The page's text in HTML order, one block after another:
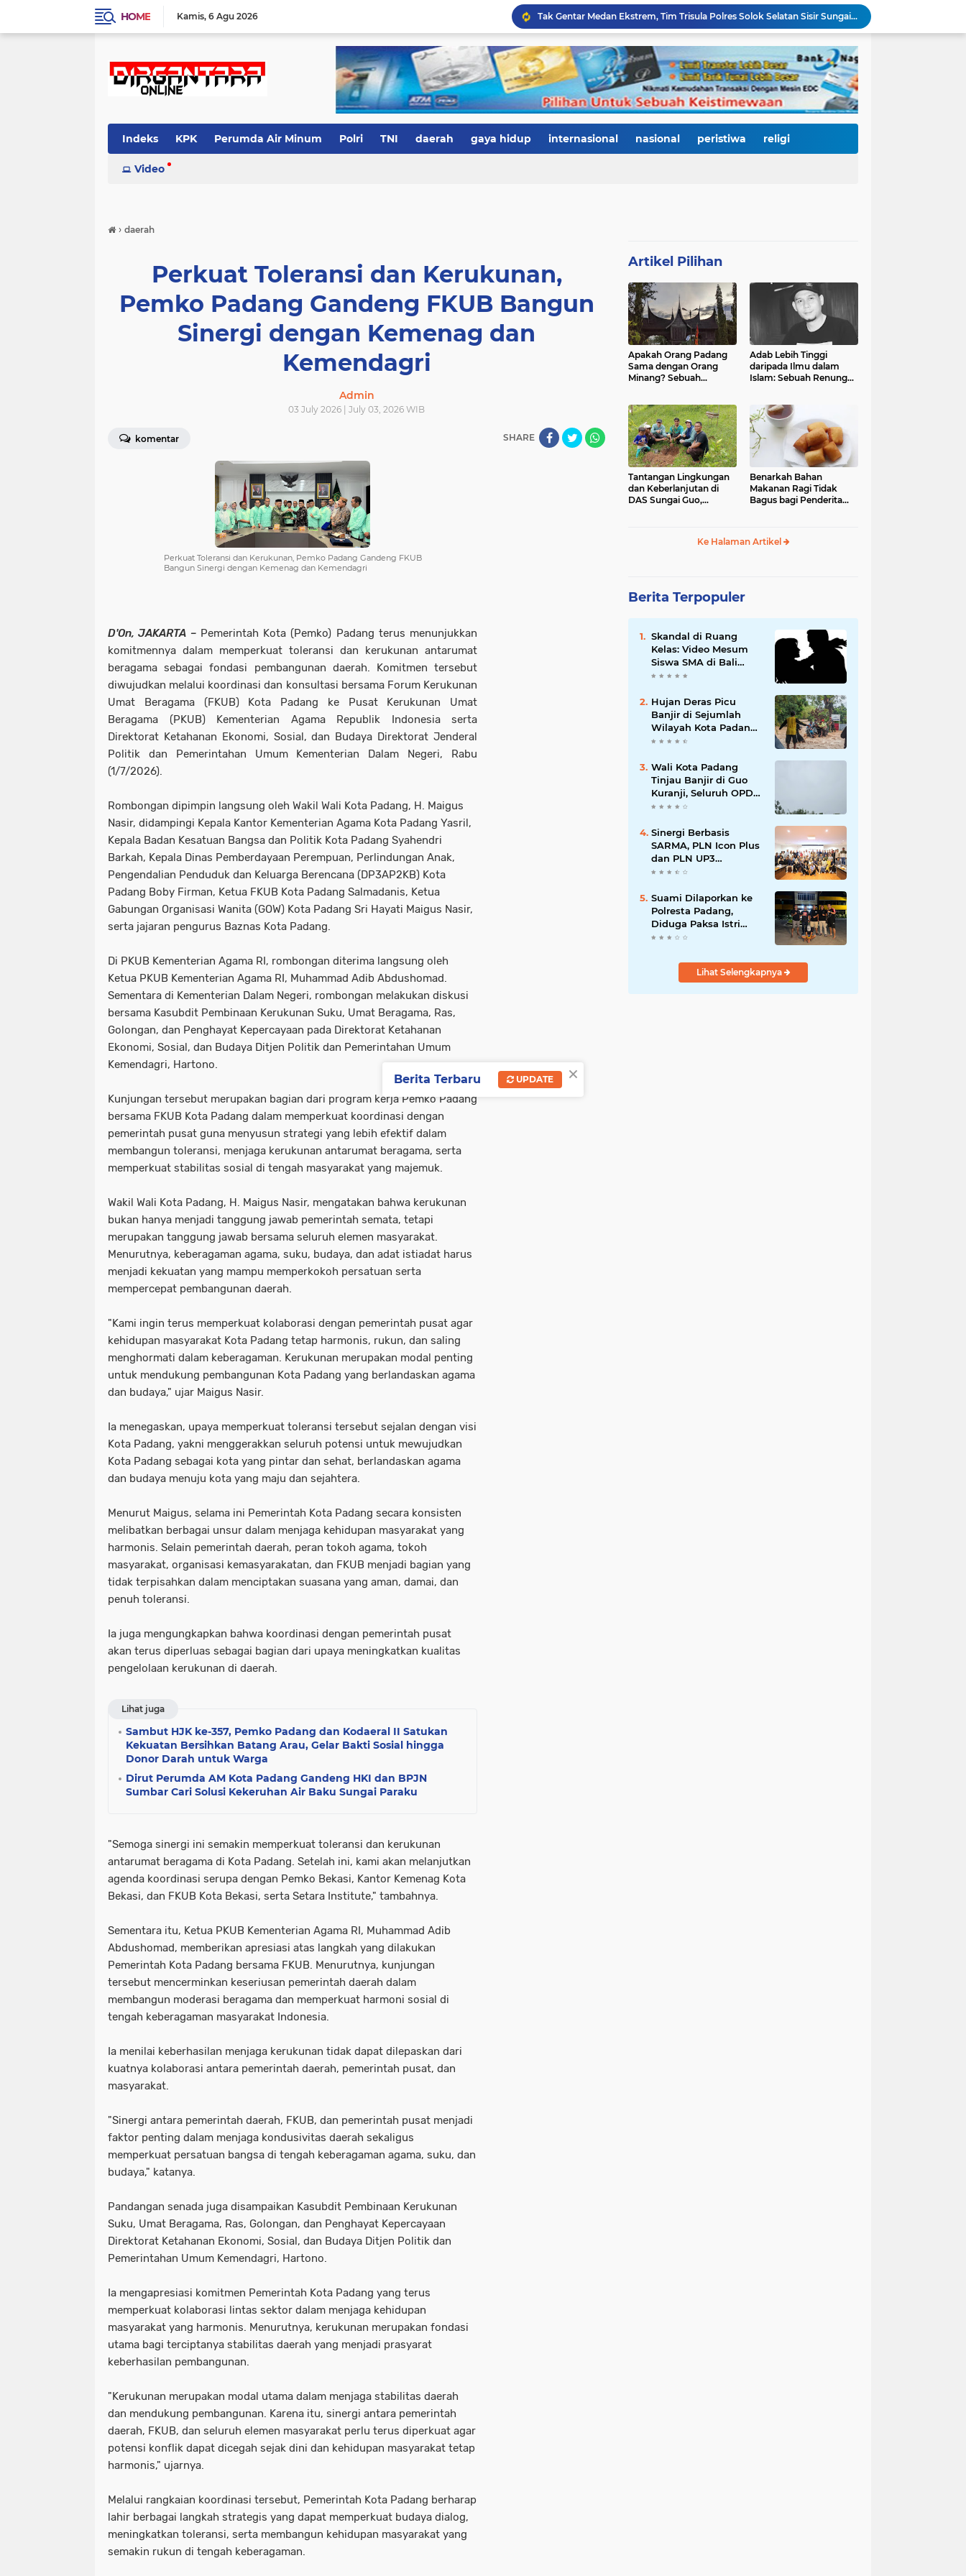
HOME Kamis 6 Agu 2026
Depan SMAN 2 Payakumbuh Jadi Lokasi Penangkapan, Satresnarkoba Amankan Terduga Penyalahguna Narkotika dengan Barang Bukti 12,58 Gram Ganja
Merah Putih Berkibar, 500 Bendera Dibagikan untuk Menyalakan Semangat Kemerdekaan di Dharmasraya
Janji Bupati Annisa Mulai Terwujud, Pemkab Dharmasraya Benahi Jalan Pulau Punjung–Kampung Surau Sepanjang 5,6 Kilometer
Sambut HJK ke-357, Pemko Padang dan Kodaeral II Satukan Kekuatan Bersihkan Batang Arau, Gelar Bakti Sosial hingga Donor Darah untuk Warga
Dirut Perumda AM Kota Padang Gandeng HKI dan BPJN Sumbar Cari Solusi Kekeruhan Air Baku Sungai Paraku
Wakil Wali Kota Padang Dampingi Komisi V DPR RI Tinjau Jembatan Kalawi, Harapan Baru Percepatan Pemulihan Pascabanjir
Open Ship Kapal Teluk Kendari Diprediksi Diserbu Pengunjung, Trans Padang Ubah Rute Koridor 2 dan 4, Tarif Seluruh Koridor Cuma Rp1
Indeks KPK Perumda Air Minum Polri TNI daerah gaya hidup internasional nasional peristiwa religi
Video
› daerah
Perkuat Toleransi dan Kerukunan,
Pemko Padang Gandeng FKUB Bangun
Sinergi dengan Kemenag dan
Kemendagri
Admin
03 July 2026 | July 03, 2026 WIB
komentar SHARE
Perkuat Toleransi dan Kerukunan, Pemko Padang Gandeng FKUB
Bangun Sinergi dengan Kemenag dan Kemendagri
D'On, JAKARTA – Pemerintah Kota (Pemko) Padang terus menunjukkan
komitmennya dalam memperkuat toleransi dan kerukunan antarumat
beragama sebagai fondasi pembangunan daerah. Komitmen tersebut
diwujudkan melalui koordinasi dan konsultasi bersama Forum Kerukunan
Umat Beragama (FKUB) Kota Padang ke Pusat Kerukunan Umat
Beragama (PKUB) Kementerian Agama Republik Indonesia serta
Direktorat Ketahanan Ekonomi, Sosial, dan Budaya Direktorat Jenderal
Politik dan Pemerintahan Umum Kementerian Dalam Negeri, Rabu
(1/7/2026).
Rombongan dipimpin langsung oleh Wakil Wali Kota Padang, H. Maigus
Nasir, didampingi Kepala Kantor Kementerian Agama Kota Padang Yasril,
Kepala Badan Kesatuan Bangsa dan Politik Kota Padang Syahendri
Barkah, Kepala Dinas Pemberdayaan Perempuan, Perlindungan Anak,
Pengendalian Penduduk dan Keluarga Berencana (DP3AP2KB) Kota
Padang Boby Firman, Ketua FKUB Kota Padang Salmadanis, Ketua
Gabungan Organisasi Wanita (GOW) Kota Padang Sri Hayati Maigus Nasir,
serta jajaran pengurus Baznas Kota Padang.
Di PKUB Kementerian Agama RI, rombongan diterima langsung oleh
Ketua PKUB Kementerian Agama RI, Muhammad Adib Abdushomad.
Sementara di Kementerian Dalam Negeri, rombongan melakukan diskusi
bersama Kasubdit Pembinaan Kerukunan Suku, Umat Beragama, Ras,
Golongan, dan Penghayat Kepercayaan pada Direktorat Ketahanan
Ekonomi, Sosial, dan Budaya Ditjen Politik dan Pemerintahan Umum
Kemendagri, Hartono.
Kunjungan tersebut merupakan bagian dari program kerja Pemko Padang
bersama FKUB Kota Padang dalam memperkuat koordinasi dengan
pemerintah pusat guna menyusun strategi yang lebih efektif dalam
membangun toleransi, menjaga kerukunan antarumat beragama, serta
memperkuat stabilitas sosial di tengah masyarakat yang majemuk.
Wakil Wali Kota Padang, H. Maigus Nasir, mengatakan bahwa kerukunan
bukan hanya menjadi tanggung jawab pemerintah semata, tetapi
merupakan tanggung jawab bersama seluruh elemen masyarakat.
Menurutnya, keberagaman agama, suku, budaya, dan adat istiadat harus
menjadi kekuatan yang mampu memperkokoh persatuan serta
mempercepat pembangunan daerah.
"Kami ingin terus memperkuat kolaborasi dengan pemerintah pusat agar
kehidupan masyarakat Kota Padang tetap harmonis, rukun, dan saling
menghormati dalam keberagaman. Kerukunan merupakan modal penting
untuk mendukung pembangunan Kota Padang yang berlandaskan agama
dan budaya," ujar Maigus Nasir.
Ia menegaskan, upaya memperkuat toleransi tersebut sejalan dengan visi
Kota Padang, yakni menggerakkan seluruh potensi untuk mewujudkan
Kota Padang sebagai kota yang pintar dan sehat, berlandaskan agama
dan budaya menuju kota yang maju dan sejahtera.
Menurut Maigus, selama ini Pemerintah Kota Padang secara konsisten
melibatkan berbagai unsur dalam menjaga kehidupan masyarakat yang
harmonis. Selain pemerintah daerah, peran tokoh agama, tokoh
masyarakat, organisasi kemasyarakatan, dan FKUB menjadi bagian yang
tidak terpisahkan dalam menciptakan suasana yang aman, damai, dan
penuh toleransi.
Ia juga mengungkapkan bahwa koordinasi dengan pemerintah pusat
akan terus diperluas sebagai bagian dari upaya meningkatkan kualitas
pengelolaan kerukunan di daerah.
Lihat juga
Sambut HJK ke-357, Pemko Padang dan Kodaeral II Satukan
Kekuatan Bersihkan Batang Arau, Gelar Bakti Sosial hingga
Donor Darah untuk Warga
Dirut Perumda AM Kota Padang Gandeng HKI dan BPJN
Sumbar Cari Solusi Kekeruhan Air Baku Sungai Paraku
"Semoga sinergi ini semakin memperkuat toleransi dan kerukunan
antarumat beragama di Kota Padang. Setelah ini, kami akan melanjutkan
agenda koordinasi serupa dengan Pemko Bekasi, Kantor Kemenag Kota
Bekasi, dan FKUB Kota Bekasi, serta Setara Institute," tambahnya.
Sementara itu, Ketua PKUB Kementerian Agama RI, Muhammad Adib
Abdushomad, memberikan apresiasi atas langkah yang dilakukan
Pemerintah Kota Padang bersama FKUB. Menurutnya, kunjungan
tersebut mencerminkan keseriusan pemerintah daerah dalam
membangun moderasi beragama dan memperkuat harmoni sosial di
tengah keberagaman masyarakat Indonesia.
Ia menilai keberhasilan menjaga kerukunan tidak dapat dilepaskan dari
kuatnya kolaborasi antara pemerintah daerah, pemerintah pusat, dan
masyarakat.
"Sinergi antara pemerintah daerah, FKUB, dan pemerintah pusat menjadi
faktor penting dalam menjaga kondusivitas daerah sekaligus
memperkuat persatuan bangsa di tengah keberagaman agama, suku, dan
budaya," katanya.
Pandangan senada juga disampaikan Kasubdit Pembinaan Kerukunan
Suku, Umat Beragama, Ras, Golongan, dan Penghayat Kepercayaan
Direktorat Ketahanan Ekonomi, Sosial, dan Budaya Ditjen Politik dan
Pemerintahan Umum Kemendagri, Hartono.
Ia mengapresiasi komitmen Pemerintah Kota Padang yang terus
memperkuat kolaborasi lintas sektor dalam menjaga kehidupan
masyarakat yang harmonis. Menurutnya, kerukunan merupakan fondasi
utama bagi terciptanya stabilitas daerah yang menjadi prasyarat
keberhasilan pembangunan.
"Kerukunan merupakan modal utama dalam menjaga stabilitas daerah
dan mendukung pembangunan. Karena itu, sinergi antara pemerintah
daerah, FKUB, dan seluruh elemen masyarakat perlu terus diperkuat agar
potensi konflik dapat dicegah sejak dini dan kehidupan masyarakat tetap
harmonis," ujarnya.
Melalui rangkaian koordinasi tersebut, Pemerintah Kota Padang berharap
lahir berbagai langkah strategis yang dapat memperkuat budaya dialog,
meningkatkan toleransi, serta membangun kehidupan masyarakat yang
semakin rukun di tengah keberagaman.
Artikel Pilihan
Apakah Orang Padang
Sama dengan Orang
Minang? Sebuah
Adab Lebih Tinggi
daripada Ilmu dalam
Islam: Sebuah Renungan
Tantangan Lingkungan
dan Keberlanjutan di
DAS Sungai Guo,
Benarkah Bahan
Makanan Ragi Tidak
Bagus bagi Penderita
Ke Halaman Artikel
Berita Terpopuler
Skandal di Ruang
Kelas: Video Mesum
Siswa SMA di Bali
Viral, Hukuman dan
Mengikuti
Hujan Deras Picu
Banjir di Sejumlah
Wilayah Kota Padang,
Warga Dievakuasi dan
Banjir Susulan
Wali Kota Padang
Tinjau Banjir di Guo
Kuranji, Seluruh OPD
Disiagakan dan
Dipercepat
Sinergi Berbasis
SARMA, PLN Icon Plus
dan PLN UP3
Tanjungpinang
Strategis
Suami Dilaporkan ke
Polresta Padang,
Diduga Paksa Istri
Layani Pria Lain
Lihat Selengkapnya
×
Berita Terbaru UPDATE